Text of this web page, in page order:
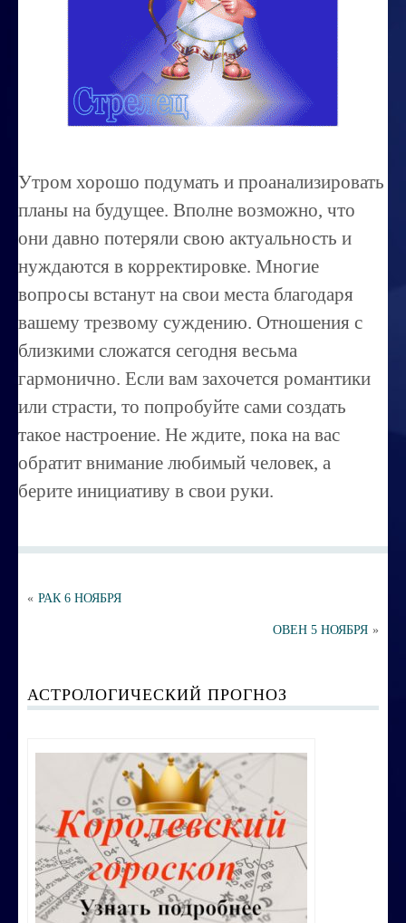
Миссиональность
Королевский гороскоп
Найти идеального партнера
Корректировка характера
Совместимость
Занятия по расшифровке снов
Магия денег
Ищем любовь
Позитивное мышление
Порча ,сглаз
Усовершенствование личности
Психоэнергетическая гимнастика
Ваша жизненная миссия
Экспресс-курс по Су-джок терапии
Воспитание ребенка без угроз и насилия
Строим счастливую семью
СТОИМОСТЬ УСЛУГ
ОБО МНЕ
Утром хорошо подумать и проанализировать
планы на будущее. Вполне возможно, что
они давно потеряли свою актуальность и
нуждаются в корректировке. Многие
вопросы встанут на свои места благодаря
вашему трезвому суждению. Отношения с
близкими сложатся сегодня весьма
гармонично. Если вам захочется романтики
или страсти, то попробуйте сами создать
такое настроение. Не ждите, пока на вас
обратит внимание любимый человек, а
берите инициативу в свои руки.
« РАК 6 НОЯБРЯ
ОВЕН 5 НОЯБРЯ »
АСТРОЛОГИЧЕСКИЙ ПРОГНОЗ